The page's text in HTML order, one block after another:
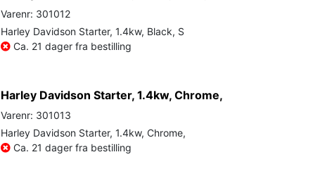
Varenr: 301012
Harley Davidson Starter, 1.4kw, Black, S
Ca. 21 dager fra bestilling
Harley Davidson Starter, 1.4kw, Chrome,
Varenr: 301013
Harley Davidson Starter, 1.4kw, Chrome,
Ca. 21 dager fra bestilling